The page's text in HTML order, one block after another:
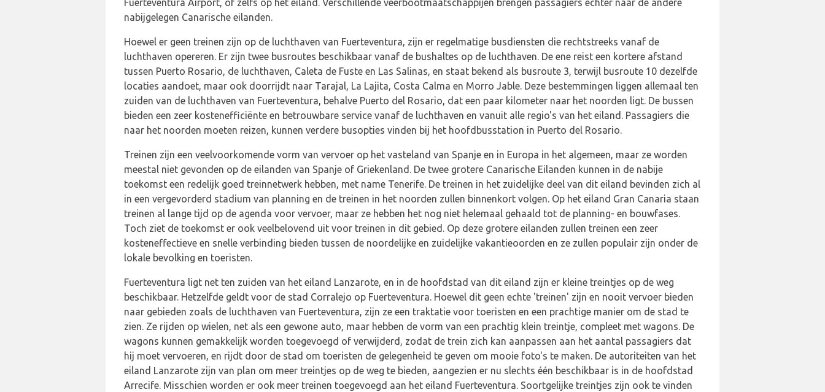
Fuerteventura Airport, of zelfs op het eiland. Verschillende veerbootmaatschappijen brengen passagiers echter naar de andere
nabijgelegen Canarische eilanden.
Hoewel er geen treinen zijn op de luchthaven van Fuerteventura, zijn er regelmatige busdiensten die rechtstreeks vanaf de
luchthaven opereren. Er zijn twee busroutes beschikbaar vanaf de bushaltes op de luchthaven. De ene reist een kortere afstand
tussen Puerto Rosario, de luchthaven, Caleta de Fuste en Las Salinas, en staat bekend als busroute 3, terwijl busroute 10 dezelfde
locaties aandoet, maar ook doorrijdt naar Tarajal, La Lajita, Costa Calma en Morro Jable. Deze bestemmingen liggen allemaal ten
zuiden van de luchthaven van Fuerteventura, behalve Puerto del Rosario, dat een paar kilometer naar het noorden ligt. De bussen
bieden een zeer kostenefficiënte en betrouwbare service vanaf de luchthaven en vanuit alle regio's van het eiland. Passagiers die
naar het noorden moeten reizen, kunnen verdere busopties vinden bij het hoofdbusstation in Puerto del Rosario.
Treinen zijn een veelvoorkomende vorm van vervoer op het vasteland van Spanje en in Europa in het algemeen, maar ze worden
meestal niet gevonden op de eilanden van Spanje of Griekenland. De twee grotere Canarische Eilanden kunnen in de nabije
toekomst een redelijk goed treinnetwerk hebben, met name Tenerife. De treinen in het zuidelijke deel van dit eiland bevinden zich al
in een vergevorderd stadium van planning en de treinen in het noorden zullen binnenkort volgen. Op het eiland Gran Canaria staan
treinen al lange tijd op de agenda voor vervoer, maar ze hebben het nog niet helemaal gehaald tot de planning- en bouwfases.
Toch ziet de toekomst er ook veelbelovend uit voor treinen in dit gebied. Op deze grotere eilanden zullen treinen een zeer
kosteneffectieve en snelle verbinding bieden tussen de noordelijke en zuidelijke vakantieoorden en ze zullen populair zijn onder de
lokale bevolking en toeristen.
Fuerteventura ligt net ten zuiden van het eiland Lanzarote, en in de hoofdstad van dit eiland zijn er kleine treintjes op de weg
beschikbaar. Hetzelfde geldt voor de stad Corralejo op Fuerteventura. Hoewel dit geen echte 'treinen' zijn en nooit vervoer bieden
naar gebieden zoals de luchthaven van Fuerteventura, zijn ze een traktatie voor toeristen en een prachtige manier om de stad te
zien. Ze rijden op wielen, net als een gewone auto, maar hebben de vorm van een prachtig klein treintje, compleet met wagons. De
wagons kunnen gemakkelijk worden toegevoegd of verwijderd, zodat de trein zich kan aanpassen aan het aantal passagiers dat
hij moet vervoeren, en rijdt door de stad om toeristen de gelegenheid te geven om mooie foto's te maken. De autoriteiten van het
eiland Lanzarote zijn van plan om meer treintjes op de weg te bieden, aangezien er nu slechts één beschikbaar is in de hoofdstad
Arrecife. Misschien worden er ook meer treinen toegevoegd aan het eiland Fuerteventura. Soortgelijke treintjes zijn ook te vinden